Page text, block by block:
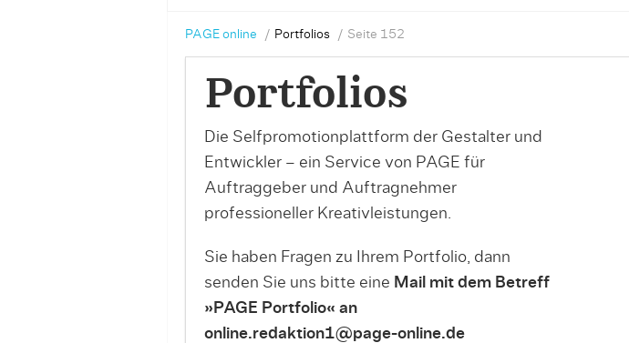
PAGE online Portfolios Seite 152
Portfolios
Die Selfpromotionplattform der Gestalter und
Entwickler – ein Service von PAGE für
Auftraggeber und Auftragnehmer
professioneller Kreativleistungen.
Sie haben Fragen zu Ihrem Portfolio, dann
senden Sie uns bitte eine Mail mit dem Betreff
»PAGE Portfolio« an
online.redaktion1@page-online.de